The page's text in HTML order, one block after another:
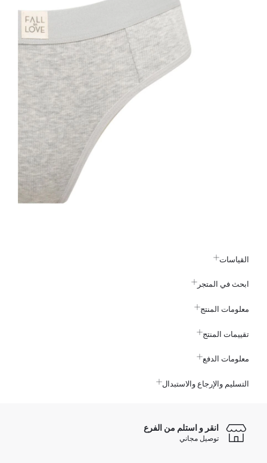
القياسات
ابحث في المتجر
معلومات المنتج
تقييمات المنتج
معلومات الدفع
التسليم والإرجاع والاستبدال
انقر و استلم من الفرع
توصيل مجاني